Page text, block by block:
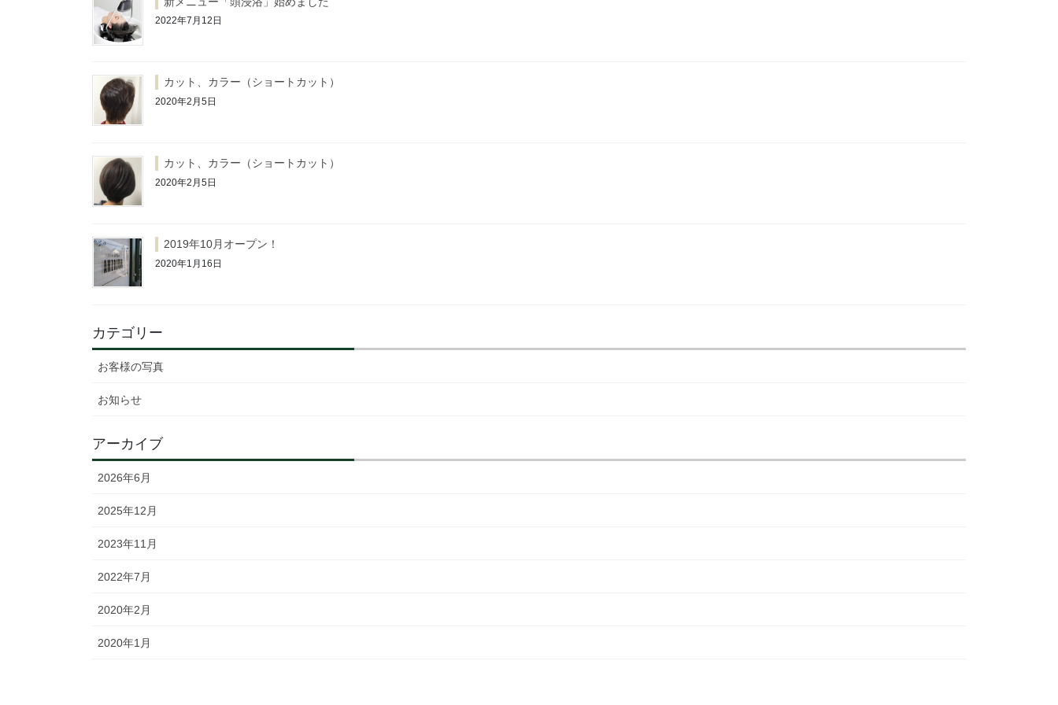
2022年7月12日
カット、カラー（ショートカット）
2020年2月5日
カット、カラー（ショートカット）
2020年2月5日
2019年10月オープン！
2020年1月16日
カテゴリー
お客様の写真
お知らせ
アーカイブ
2026年6月
2025年12月
2023年11月
2022年7月
2020年2月
2020年1月